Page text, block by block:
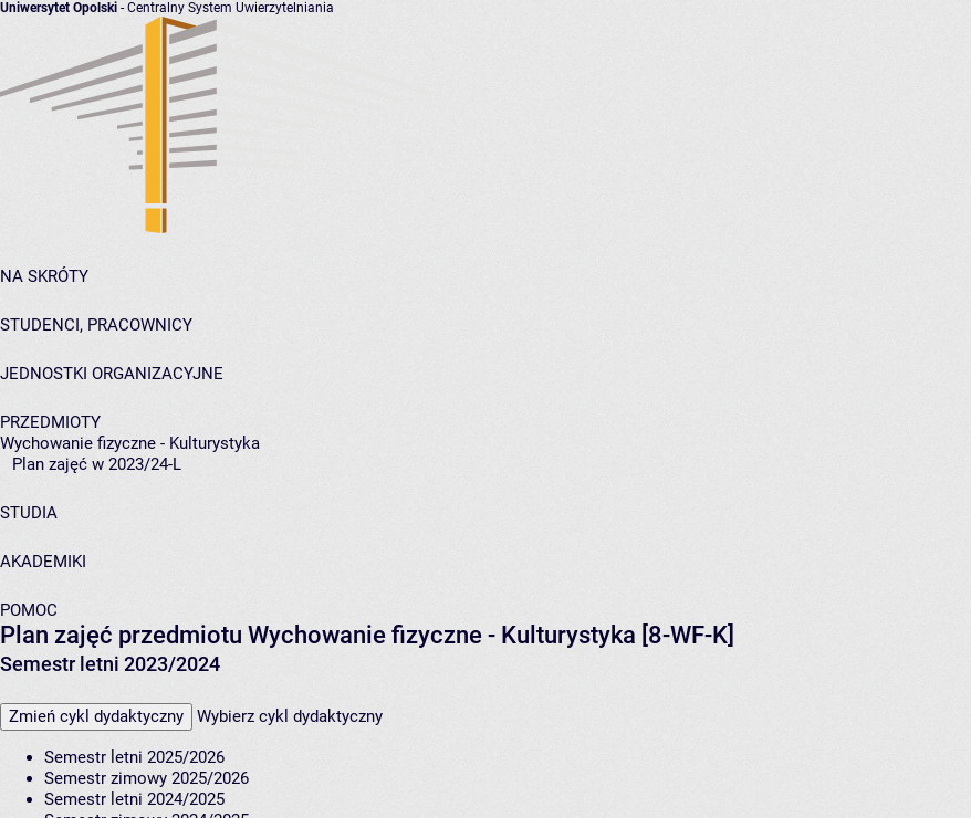
Uniwersytet Opolski - Centralny System Uwierzytelniania
NA SKRÓTY
STUDENCI, PRACOWNICY
JEDNOSTKI ORGANIZACYJNE
PRZEDMIOTY
Wychowanie fizyczne - Kulturystyka
Plan zajęć w 2023/24-L
STUDIA
AKADEMIKI
POMOC
Plan zajęć przedmiotu Wychowanie fizyczne - Kulturystyka [8-WF-K]
Semestr letni 2023/2024
Zmień cykl dydaktyczny Wybierz cykl dydaktyczny
Semestr letni 2025/2026
Semestr zimowy 2025/2026
Semestr letni 2024/2025